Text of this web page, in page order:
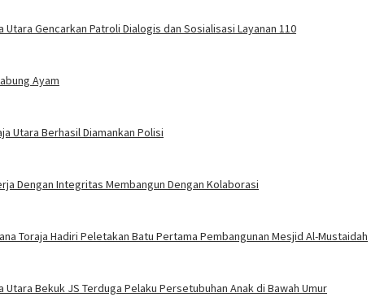
Gencarkan Patroli Dialogis dan Sosialisasi Layanan 110
Ayam
Utara Berhasil Diamankan Polisi
Dengan Integritas Membangun Dengan Kolaborasi
Toraja Hadiri Peletakan Batu Pertama Pembangunan Mesjid Al-Mustaidah
Bekuk JS Terduga Pelaku Persetubuhan Anak di Bawah Umur